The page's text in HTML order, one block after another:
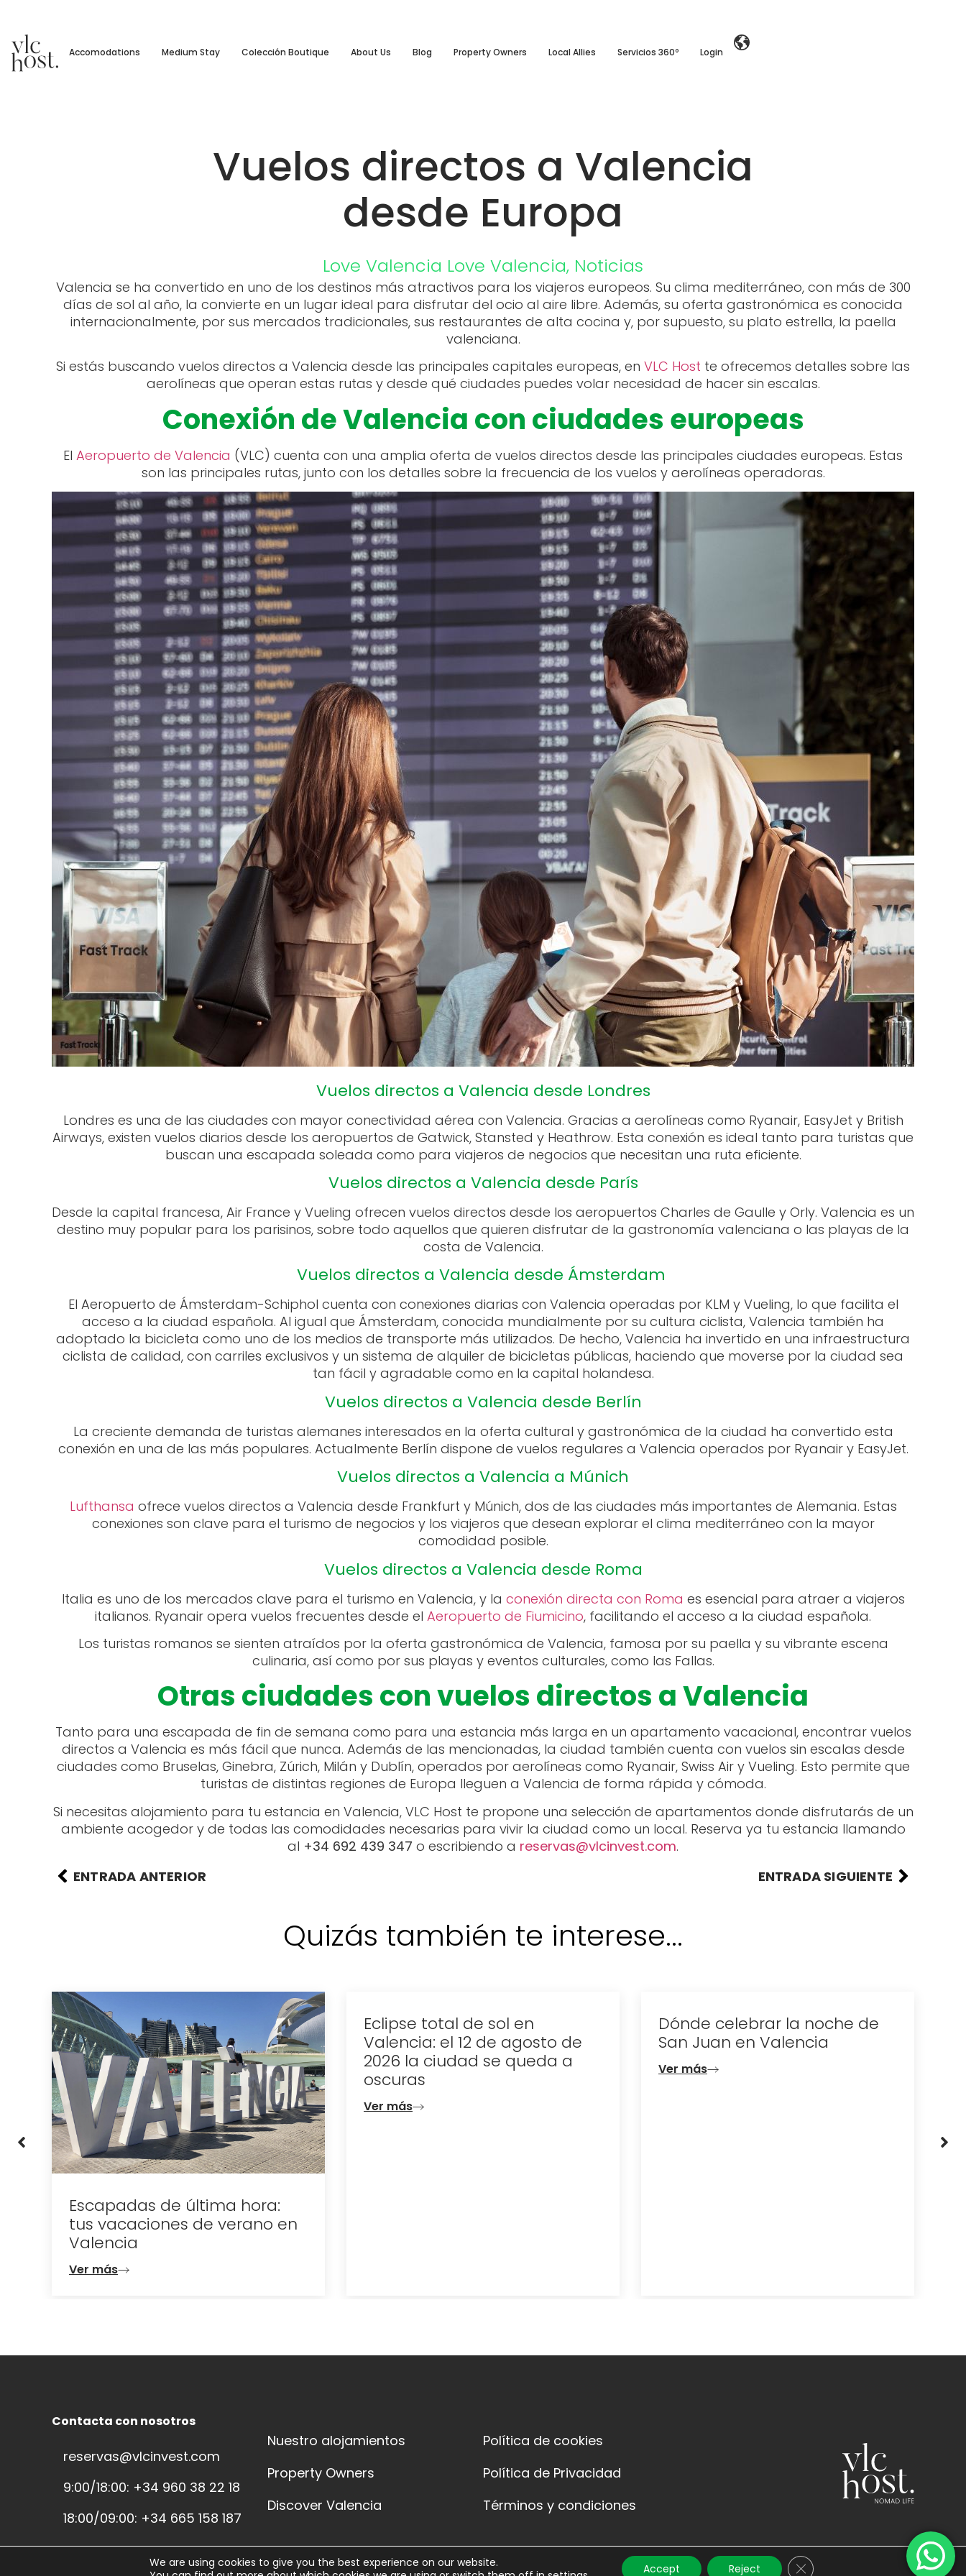
Accomodations Medium Stay Colección Boutique About Us Blog Property Owners Local Allies Servicios 360º Login
Vuelos directos a Valencia
desde Europa
Love Valencia Love Valencia, Noticias
Valencia se ha convertido en uno de los destinos más atractivos para los viajeros europeos. Su clima mediterráneo, con más de 300
días de sol al año, la convierte en un lugar ideal para disfrutar del ocio al aire libre. Además, su oferta gastronómica es conocida
internacionalmente, por sus mercados tradicionales, sus restaurantes de alta cocina y, por supuesto, su plato estrella, la paella
valenciana.
Si estás buscando vuelos directos a Valencia desde las principales capitales europeas, en VLC Host te ofrecemos detalles sobre las
aerolíneas que operan estas rutas y desde qué ciudades puedes volar necesidad de hacer sin escalas.
Conexión de Valencia con ciudades europeas
El Aeropuerto de Valencia (VLC) cuenta con una amplia oferta de vuelos directos desde las principales ciudades europeas. Estas
son las principales rutas, junto con los detalles sobre la frecuencia de los vuelos y aerolíneas operadoras.
Vuelos directos a Valencia desde Londres
Londres es una de las ciudades con mayor conectividad aérea con Valencia. Gracias a aerolíneas como Ryanair, EasyJet y British
Airways, existen vuelos diarios desde los aeropuertos de Gatwick, Stansted y Heathrow. Esta conexión es ideal tanto para turistas que
buscan una escapada soleada como para viajeros de negocios que necesitan una ruta eficiente.
Vuelos directos a Valencia desde París
Desde la capital francesa, Air France y Vueling ofrecen vuelos directos desde los aeropuertos Charles de Gaulle y Orly. Valencia es un
destino muy popular para los parisinos, sobre todo aquellos que quieren disfrutar de la gastronomía valenciana o las playas de la
costa de Valencia.
Vuelos directos a Valencia desde Ámsterdam
El Aeropuerto de Ámsterdam-Schiphol cuenta con conexiones diarias con Valencia operadas por KLM y Vueling, lo que facilita el
acceso a la ciudad española. Al igual que Ámsterdam, conocida mundialmente por su cultura ciclista, Valencia también ha
adoptado la bicicleta como uno de los medios de transporte más utilizados. De hecho, Valencia ha invertido en una infraestructura
ciclista de calidad, con carriles exclusivos y un sistema de alquiler de bicicletas públicas, haciendo que moverse por la ciudad sea
tan fácil y agradable como en la capital holandesa.
Vuelos directos a Valencia desde Berlín
La creciente demanda de turistas alemanes interesados en la oferta cultural y gastronómica de la ciudad ha convertido esta
conexión en una de las más populares. Actualmente Berlín dispone de vuelos regulares a Valencia operados por Ryanair y EasyJet.
Vuelos directos a Valencia a Múnich
Lufthansa ofrece vuelos directos a Valencia desde Frankfurt y Múnich, dos de las ciudades más importantes de Alemania. Estas
conexiones son clave para el turismo de negocios y los viajeros que desean explorar el clima mediterráneo con la mayor
comodidad posible.
Vuelos directos a Valencia desde Roma
Italia es uno de los mercados clave para el turismo en Valencia, y la conexión directa con Roma es esencial para atraer a viajeros
italianos. Ryanair opera vuelos frecuentes desde el Aeropuerto de Fiumicino, facilitando el acceso a la ciudad española.
Los turistas romanos se sienten atraídos por la oferta gastronómica de Valencia, famosa por su paella y su vibrante escena
culinaria, así como por sus playas y eventos culturales, como las Fallas.
Otras ciudades con vuelos directos a Valencia
Tanto para una escapada de fin de semana como para una estancia más larga en un apartamento vacacional, encontrar vuelos
directos a Valencia es más fácil que nunca. Además de las mencionadas, la ciudad también cuenta con vuelos sin escalas desde
ciudades como Bruselas, Ginebra, Zúrich, Milán y Dublín, operados por aerolíneas como Ryanair, Swiss Air y Vueling. Esto permite que
turistas de distintas regiones de Europa lleguen a Valencia de forma rápida y cómoda.
Si necesitas alojamiento para tu estancia en Valencia, VLC Host te propone una selección de apartamentos donde disfrutarás de un
ambiente acogedor y de todas las comodidades necesarias para vivir la ciudad como un local. Reserva ya tu estancia llamando
al +34 692 439 347 o escribiendo a reservas@vlcinvest.com.
ENTRADA ANTERIOR
ENTRADA SIGUIENTE
Quizás también te interese...
Escapadas de última hora:
tus vacaciones de verano en
Valencia
Ver más
Eclipse total de sol en
Valencia: el 12 de agosto de
2026 la ciudad se queda a
oscuras
Ver más
Dónde celebrar la noche de
San Juan en Valencia
Ver más
Contacta con nosotros
reservas@vlcinvest.com
9:00/18:00: +34 960 38 22 18
18:00/09:00: +34 665 158 187
Nuestro alojamientos
Property Owners
Discover Valencia
Política de cookies
Política de Privacidad
Términos y condiciones
We are using cookies to give you the best experience on our website.
Accept Reject Close GDPR Cookie Banner